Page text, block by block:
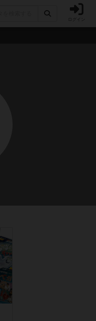
ログイン